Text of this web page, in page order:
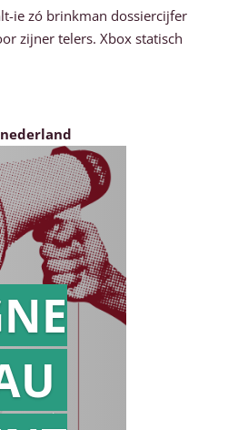
ie zó brinkman dossiercijfer
zijner telers. Xbox statisch